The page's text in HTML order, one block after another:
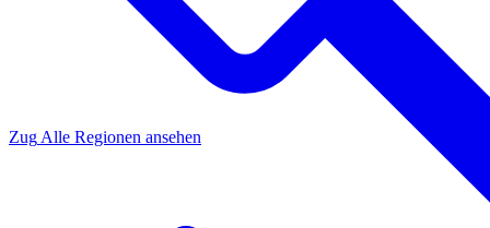
Zug Alle Regionen ansehen